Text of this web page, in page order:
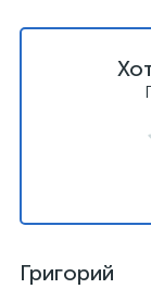
Григорий